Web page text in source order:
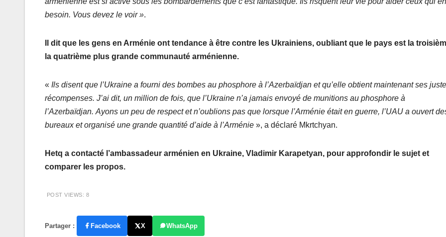
besoin. Vous devez le voir ».
Il dit que les gens en Arménie ont tendance à être contre les Ukrainiens, oubliant que le pays est la
la quatrième plus grande communauté arménienne.
« Ils disent que l’Ukraine a fourni des bombes au phosphore à l’Azerbaïdjan et qu’elle obtient maintenant ses
récompenses. J’ai dit, un million de fois, que l’Ukraine n’a jamais envoyé de munitions au phosphore à
l’Azerbaïdjan. Ayons un peu de respect et n’oublions pas que lorsque l’Arménie était en guerre, l’UAU a ouvert
bureaux et organisé une grande quantité d’aide à l’Arménie », a déclaré Mkrtchyan.
Hetq a contacté l’ambassadeur arménien en Ukraine, Vladimir Karapetyan, pour approfondir le sujet et
comparer les propos.
POST VIEWS: 8
Partager : Facebook X WhatsApp